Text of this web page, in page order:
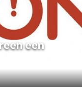
een